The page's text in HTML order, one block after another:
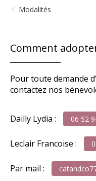
Modalités
Comment
Pour toute demande
contactez nos
Dailly Lydia : 06 52
Leclair Francoise :
Par mail :